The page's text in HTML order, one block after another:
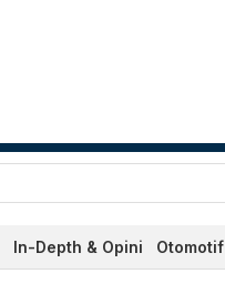
In-Depth & Opini Otomotif